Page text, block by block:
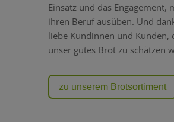
Einsatz und das Engagement,
ihren Beruf ausüben. Und
liebe Kundinnen und Kunden,
unser gutes Brot zu schätzen
zu unserem Brotsortiment